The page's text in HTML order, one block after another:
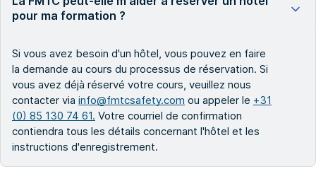
pour ma formation ?
Si vous avez besoin d'un hôtel, vous pouvez en faire
la demande au cours du processus de réservation. Si
vous avez déjà réservé votre cours, veuillez nous
contacter via info@fmtcsafety.com ou appeler le +31
(0) 85 130 74 61. Votre courriel de confirmation
contiendra tous les détails concernant l'hôtel et les
instructions d'enregistrement.